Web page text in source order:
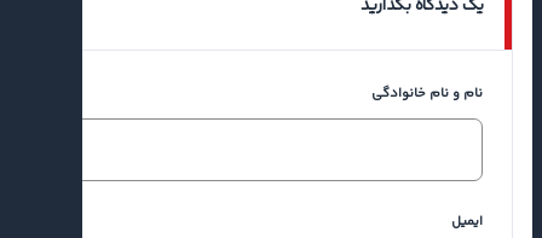
یک دیدگاه بگذارید
نام و نام خانوادگی
ایمیل